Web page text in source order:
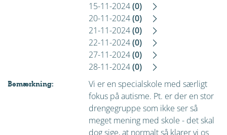
15-11-2024(0)
20-11-2024(0)
21-11-2024(0)
22-11-2024(0)
27-11-2024(0)
28-11-2024(0)
Bemærkning:
Vi er en specialskole med særligt
fokus på autisme. Pt. er der en stor
drengegruppe som ikke ser så
meget mening med skole - det skal
dog sige, at normalt så klarer vi os